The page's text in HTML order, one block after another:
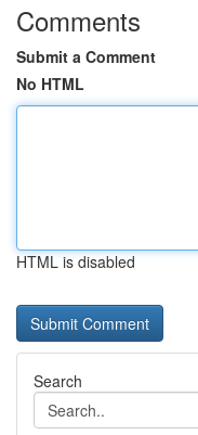
Comments
Submit a Comment
No HTML
HTML is disabled
Search